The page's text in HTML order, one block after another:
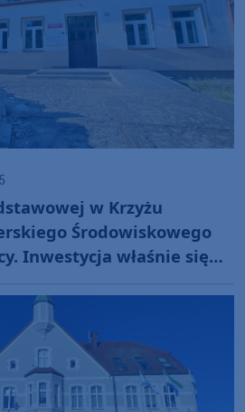
w Krzyżu
Środowiskowego
Inwestycja właśnie się